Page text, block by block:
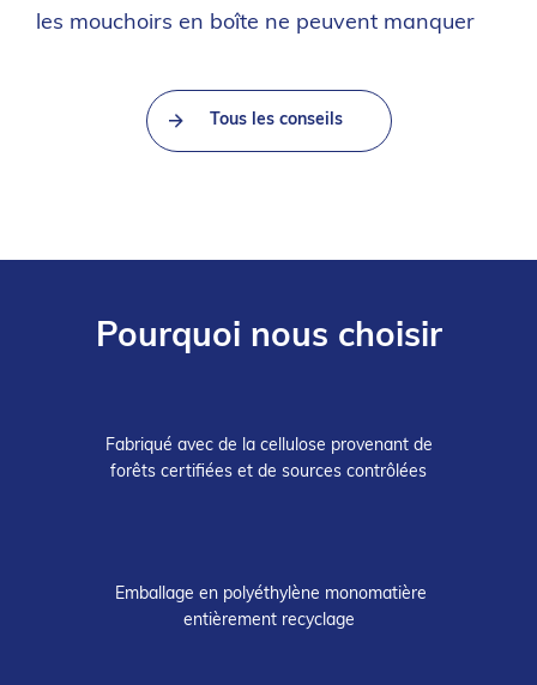
les mouchoirs en boîte ne peuvent manquer
Tous les conseils
Pourquoi nous choisir
Fabriqué avec de la cellulose provenant de
forêts certifiées et de sources contrôlées
Emballage en polyéthylène monomatière
entièrement recyclage